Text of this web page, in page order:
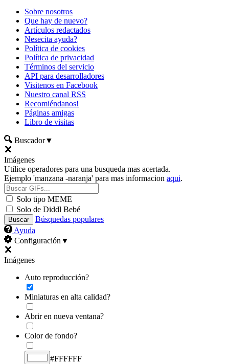
Sobre nosotros
Que hay de nuevo?
Artículos redactados
Nesecita ayuda?
Política de cookies
Política de privacidad
Términos del servicio
API para desarrolladores
Visitenos en Facebook
Nuestro canal RSS
Recomiéndanos!
Páginas amigas
Libro de visitas
Buscador▼
Imágenes
Utilice operadores para una busqueda mas acertada.
Ejemplo 'manzana -naranja' para mas informacion aqui.
Solo tipo MEME
Solo de Diddl Bebé
Búsquedas populares
Ayuda
Configuración ▼
Imágenes
Auto reproducción?
Miniaturas en alta calidad?
Abrir en nueva ventana?
Color de fondo?
#FFFFFF